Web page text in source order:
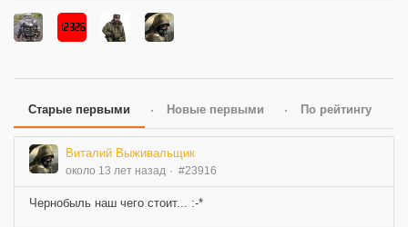
Старые первыми Новые первыми По рейтингу
Виталий Выживальщик
около 13 лет назад #23916
Чернобыль наш чего стоит... :-*